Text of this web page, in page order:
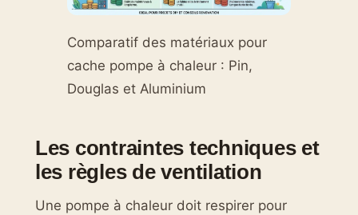
Comparatif des matériaux pour
cache pompe à chaleur : Pin,
Douglas et Aluminium
Les contraintes techniques et
les règles de ventilation
Une pompe à chaleur doit respirer pour